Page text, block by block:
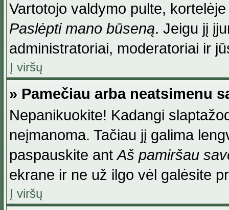
Vartotojo valdymo pulte,
Paslėpti mano būseną. Jeigu jį
administratoriai, moderatoriai ir
Į viršų
» Pamečiau arba neatsimenu
Nepanikuokite! Kadangi
neįmanoma. Tačiau jį galima
paspauskite antAš pamiršau
ekrane ir ne už ilgo vėl galėsite
Į viršų